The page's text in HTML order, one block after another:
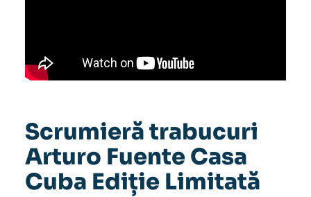
Scrumieră trabucuri
Arturo Fuente Casa
Cuba Ediție Limitată